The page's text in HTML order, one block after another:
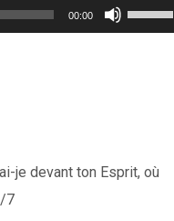
00:00
Utilisez
les
ou
je devant ton Esprit, où
7